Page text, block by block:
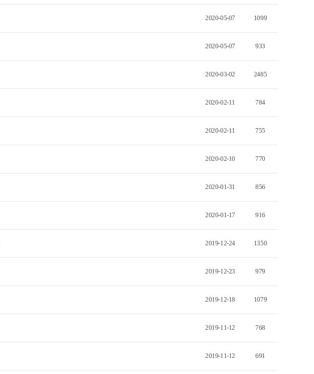
2020-05-07 1099
2020-05-07 933
2020-03-02 2485
2020-02-11 784
2020-02-11 755
2020-02-10 770
2020-01-31 856
2020-01-17 916
2019-12-24 1350
2019-12-23 979
2019-12-18 1079
2019-11-12 768
2019-11-12 691